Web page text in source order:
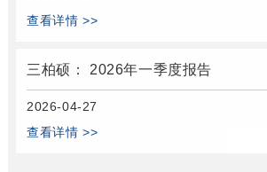
查看详情 >>
三柏硕： 2026年一季度报告
2026-04-27
查看详情 >>